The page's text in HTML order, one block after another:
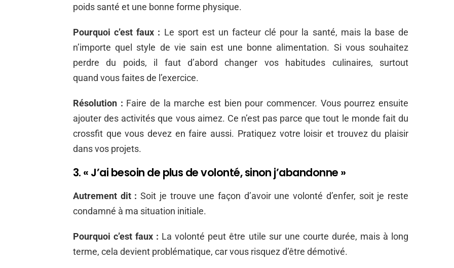
poids santé et une bonne forme physique.
Pourquoi c’est faux : Le sport est un facteur clé pour la santé, mais la base de
n’importe quel style de vie sain est une bonne alimentation. Si vous souhaitez
perdre du poids, il faut d’abord changer vos habitudes culinaires, surtout
quand vous faites de l’exercice.
Résolution : Faire de la marche est bien pour commencer. Vous pourrez ensuite
ajouter des activités que vous aimez. Ce n’est pas parce que tout le monde fait du
crossfit que vous devez en faire aussi. Pratiquez votre loisir et trouvez du plaisir
dans vos projets.
3. « J’ai besoin de plus de volonté, sinon j’abandonne »
Autrement dit : Soit je trouve une façon d’avoir une volonté d’enfer, soit je reste
condamné à ma situation initiale.
Pourquoi c’est faux : La volonté peut être utile sur une courte durée, mais à long
terme, cela devient problématique, car vous risquez d’être démotivé.